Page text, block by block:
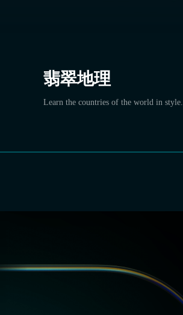
翡翠地理
Learn the countries of the world in style.